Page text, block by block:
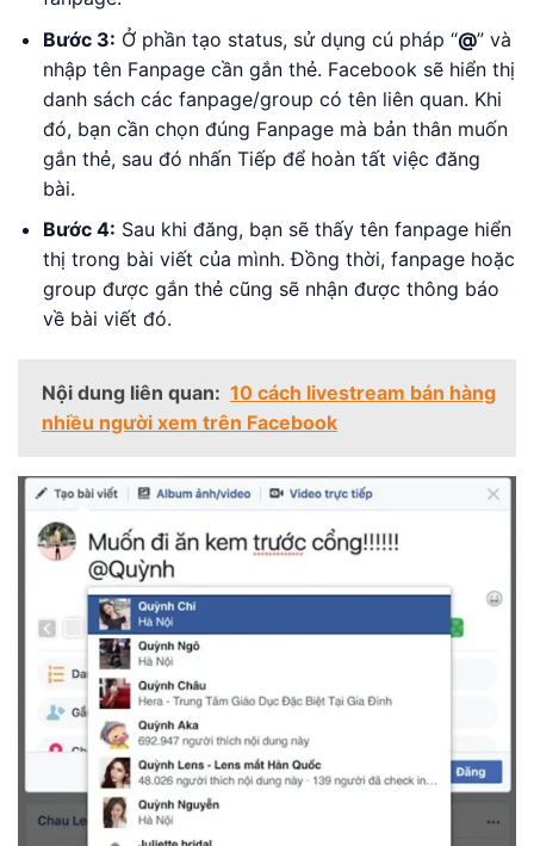
Bước 3: Ở phần tạo status, sử dụng cú pháp “@” và
nhập tên Fanpage cần gắn thẻ. Facebook sẽ hiển thị
danh sách các fanpage/group có tên liên quan. Khi
đó, bạn cần chọn đúng Fanpage mà bản thân muốn
gắn thẻ, sau đó nhấn Tiếp để hoàn tất việc đăng
bài.
Bước 4: Sau khi đăng, bạn sẽ thấy tên fanpage hiển
thị trong bài viết của mình. Đồng thời, fanpage hoặc
group được gắn thẻ cũng sẽ nhận được thông báo
về bài viết đó.
Nội dung liên quan: 10 cách livestream bán hàng
nhiều người xem trên Facebook